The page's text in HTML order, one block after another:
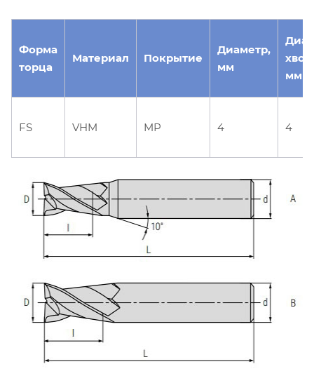
Форма
торца
Материал Покрытие
Диаметр,
мм
мм
FS VHM MP 4 4